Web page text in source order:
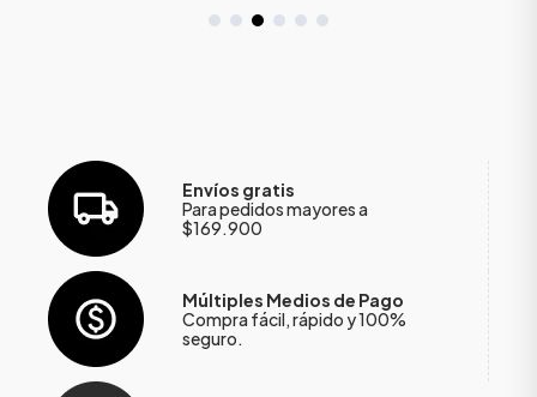
Envíos gratis
Para pedidos mayores a
$169.900
Múltiples Medios de Pago
Compra fácil, rápido y 100%
seguro.